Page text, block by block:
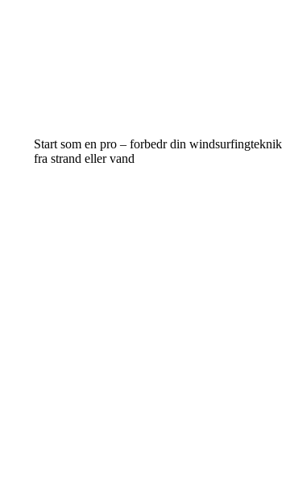
Start som en pro – forbedr din windsurfingteknik
fra strand eller vand